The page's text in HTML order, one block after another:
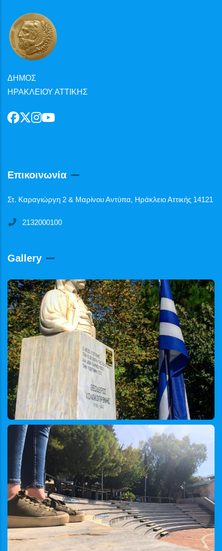
ΔΗΜΟΣ
ΗΡΑΚΛΕΙΟΥ ΑΤΤΙΚΗΣ
Επικοινωνία
Στ. Καραγιώργη 2 & Μαρίνου Αντύπα, Ηράκλειο Αττικής 14121
2132000100
Gallery